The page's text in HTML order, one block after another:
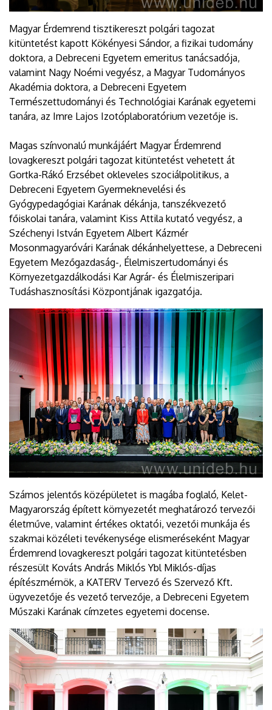
Magyar Érdemrend tisztikereszt polgári tagozat
kitüntetést kapott Kökényesi Sándor, a fizikai tudomány
doktora, a Debreceni Egyetem emeritus tanácsadója,
valamint Nagy Noémi vegyész, a Magyar Tudományos
Akadémia doktora, a Debreceni Egyetem
Természettudományi és Technológiai Karának egyetemi
tanára, az Imre Lajos Izotóplaboratórium vezetője is.
Magas színvonalú munkájáért Magyar Érdemrend
lovagkereszt polgári tagozat kitüntetést vehetett át
Gortka-Rákó Erzsébet okleveles szociálpolitikus, a
Debreceni Egyetem Gyermeknevelési és
Gyógypedagógiai Karának dékánja, tanszékvezető
főiskolai tanára, valamint Kiss Attila kutató vegyész, a
Széchenyi István Egyetem Albert Kázmér
Mosonmagyaróvári Karának dékánhelyettese, a Debreceni
Egyetem Mezőgazdaság-, Élelmiszertudományi és
Környezetgazdálkodási Kar Agrár- és Élelmiszeripari
Tudáshasznosítási Központjának igazgatója.
Számos jelentős középületet is magába foglaló, Kelet-
Magyarország épített környezetét meghatározó tervezői
életműve, valamint értékes oktatói, vezetői munkája és
szakmai közéleti tevékenysége elismeréseként Magyar
Érdemrend lovagkereszt polgári tagozat kitüntetésben
részesült Kováts András Miklós Ybl Miklós-díjas
építészmérnök, a KATERV Tervező és Szervező Kft.
ügyvezetője és vezető tervezője, a Debreceni Egyetem
Műszaki Karának címzetes egyetemi docense.